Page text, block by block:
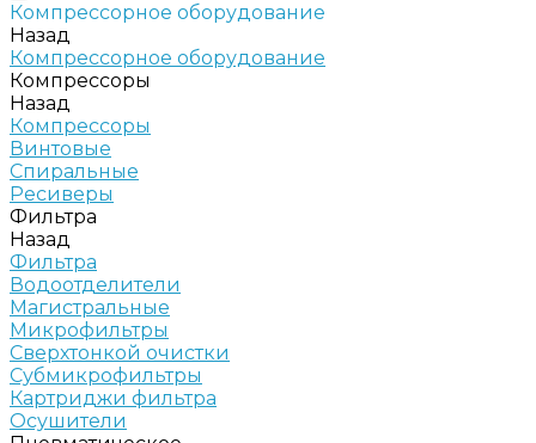
Компрессорное оборудование
Назад
Компрессорное оборудование
Компрессоры
Назад
Компрессоры
Винтовые
Спиральные
Ресиверы
Фильтра
Назад
Фильтра
Водоотделители
Магистральные
Микрофильтры
Сверхтонкой очистки
Субмикрофильтры
Картриджи фильтра
Осушители